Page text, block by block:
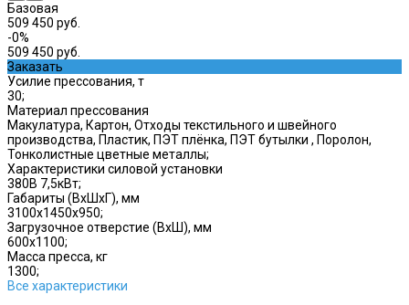
Базовая
509 450 руб.
-0%
509 450 руб.
Заказать
Усилие прессования, т
30;
Материал прессования
Макулатура, Картон, Отходы текстильного и швейного
производства, Пластик, ПЭТ плёнка, ПЭТ бутылки , Поролон,
Тонколистные цветные металлы;
Характеристики силовой установки
380В 7,5кВт;
Габариты (ВхШхГ), мм
3100x1450x950;
Загрузочное отверстие (ВхШ), мм
600x1100;
Масса пресса, кг
1300;
Все характеристики